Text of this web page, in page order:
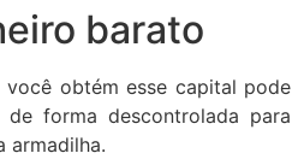
barato
obtém esse capital pode
forma descontrolada para
armadilha.